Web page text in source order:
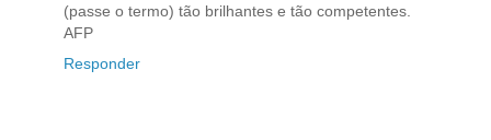
(passe o termo) tão brilhantes e tão competentes.
AFP
Responder